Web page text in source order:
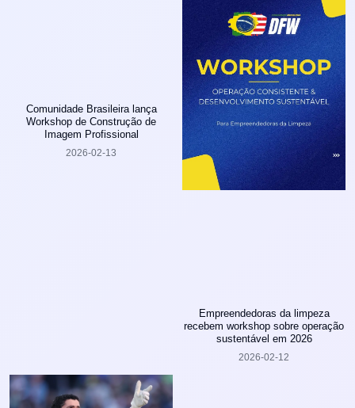
Comunidade Brasileira lança
Workshop de Construção de
Imagem Profissional
2026-02-13
Empreendedoras da limpeza
recebem workshop sobre operação
sustentável em 2026
2026-02-12